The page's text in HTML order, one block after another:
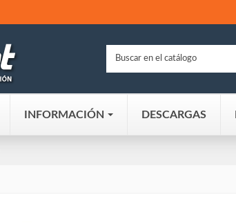
INFORMACIÓN DESCARGAS